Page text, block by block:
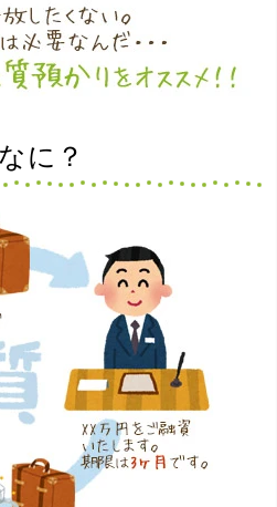
りました!!満足出来る買取です。
んは初めてて不安でしたが、他
いた以上の金額で大満足です。
い話し方の対応でとても良かっ
に？